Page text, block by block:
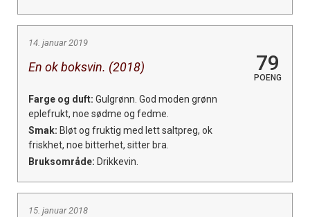
14. januar 2019
En ok boksvin. (2018) 79
POENG
Farge og duft: Gulgrønn. God moden grønn
eplefrukt, noe sødme og fedme.
Smak: Bløt og fruktig med lett saltpreg, ok
friskhet, noe bitterhet, sitter bra.
Bruksområde: Drikkevin.
15. januar 2018